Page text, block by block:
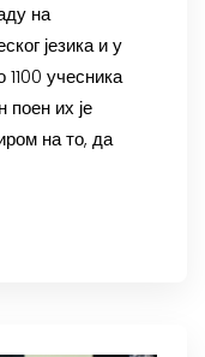
на
језика и у
1100 учесника
поен их је
на то, да